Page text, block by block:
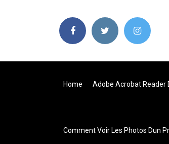
Home Adobe Acrobat Reader
Comment Voir Les Photos Dun